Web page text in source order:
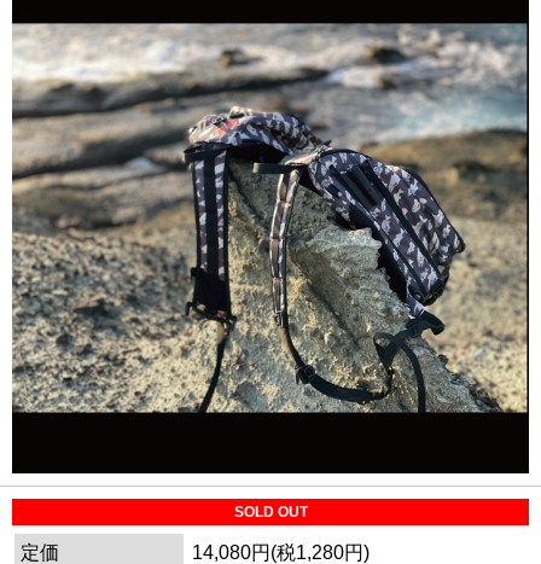
SOLD OUT
定価
14,080円(税1,280円)